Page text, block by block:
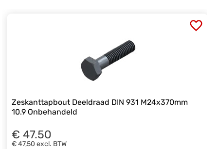
Zeskanttapbout Deeldraad DIN 931 M24x370mm
10.9 Onbehandeld
€ 47.50
€ 47,50 excl. BTW